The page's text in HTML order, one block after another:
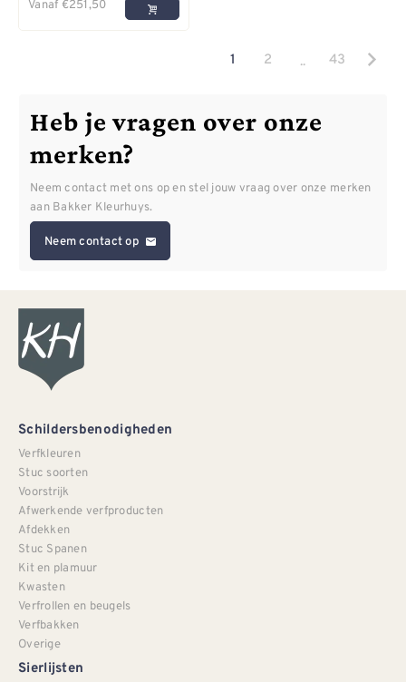
Vanaf €251,50
1 2 .. 43
Heb je vragen over onze
merken?
Neem contact met ons op en stel jouw vraag over onze merken
aan Bakker Kleurhuys.
Neem contact op
Schildersbenodigheden
Verfkleuren
Stuc soorten
Voorstrijk
Afwerkende verfproducten
Afdekken
Stuc Spanen
Kit en plamuur
Kwasten
Verfrollen en beugels
Verfbakken
Overige
Sierlijsten